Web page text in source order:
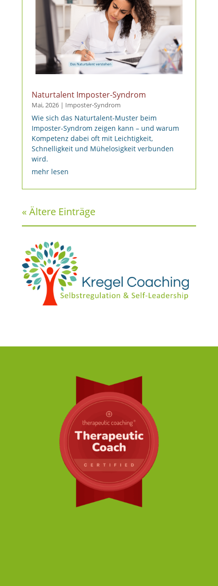
Naturtalent Imposter-Syndrom
Mai, 2026| Imposter-Syndrom
Wie sich das Naturtalent-Muster beim
Imposter-Syndrom zeigen kann – und warum
Kompetenz dabei oft mit Leichtigkeit,
Schnelligkeit und Mühelosigkeit verbunden
wird.
mehr lesen
« Ältere Einträge